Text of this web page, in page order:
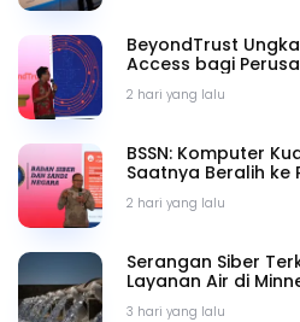
2 hari yang lalu
BeyondTrust
Access bagi
2 hari yang lalu
BSSN: Komputer
Saatnya Beralih ke
3 hari yang lalu
Serangan Siber
Layanan Air di